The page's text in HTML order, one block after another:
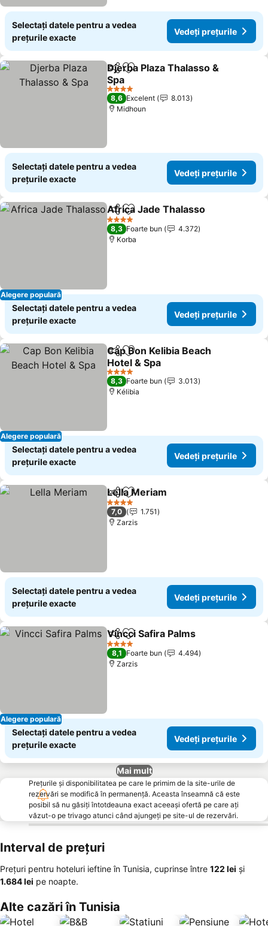
Selectați datele pentru a vedea
prețurile exacte
Vedeți prețurile
DistribuițiAdăugaţi la favorite
Djerba Plaza Thalasso &
Spa
Vedeți prețurile
4 Stele
8,6 Excelent
8.013
Midhoun
Selectați datele pentru a vedea
prețurile exacte
Vedeți prețurile
Alegere populară
DistribuițiAdăugaţi la favorite
Africa Jade Thalasso
4 Stele
8,3 Foarte bun
4.372
Korba
Selectați datele pentru a vedea
prețurile exacte
Vedeți prețurile
Alegere populară
DistribuițiAdăugaţi la favorite
Cap Bon Kelibia Beach
Hotel & Spa
Vedeți prețurile
4 Stele
8,3 Foarte bun
3.013
Kélibia
Selectați datele pentru a vedea
prețurile exacte
Vedeți prețurile
DistribuițiAdăugaţi la favorite
Lella Meriam
4 Stele
7,0
1.751
Zarzis
Selectați datele pentru a vedea
prețurile exacte
Vedeți prețurile
Alegere populară
DistribuițiAdăugaţi la favorite
Vincci Safira Palms
4 Stele
8,1 Foarte bun
4.494
Zarzis
Selectați datele pentru a vedea
prețurile exacte
Vedeți prețurile
Mai mult
Prețurile și disponibilitatea pe care le primim de la site-urile de
rezervări se modifică în permanență. Aceasta înseamnă că este
posibil să nu găsiți întotdeauna exact aceeași ofertă pe care ați
văzut-o pe trivago atunci când ajungeți pe site-ul de rezervări.
Interval de prețuri
Prețuri pentru hoteluri ieftine în Tunisia, cuprinse între ‎122 lei și
‎1.684 lei pe noapte.
Alte cazări în Tunisia